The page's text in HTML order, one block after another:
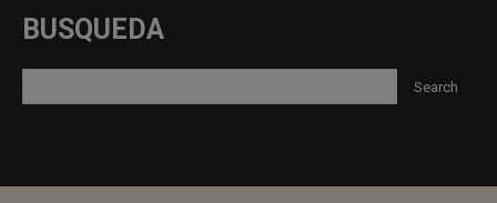
BUSQUEDA